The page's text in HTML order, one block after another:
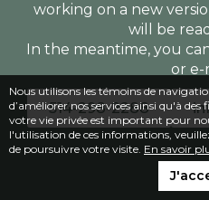
working on a new
will be
In the meantime, you
or e-
514-298-2288
Nous utilisons les témoins de
d’améliorer nos services ainsi qu'à
votre vie privée est important pour
l'utilisation de ces informations,
de poursuivre votre visite. En savoir